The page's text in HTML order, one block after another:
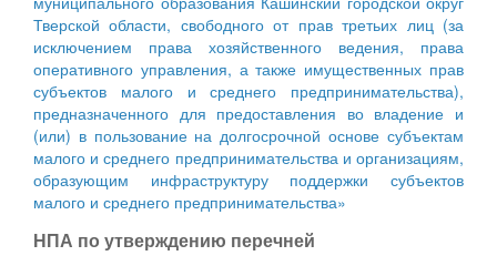
Тверской области, свободного от прав третьих лиц (за
исключением права хозяйственного ведения, права
оперативного управления, а также имущественных прав
субъектов малого и среднего предпринимательства),
предназначенного для предоставления во владение и
(или) в пользование на долгосрочной основе субъектам
малого и среднего предпринимательства и организациям,
образующим инфраструктуру поддержки субъектов
малого и среднего предпринимательства»
НПА по утверждению перечней